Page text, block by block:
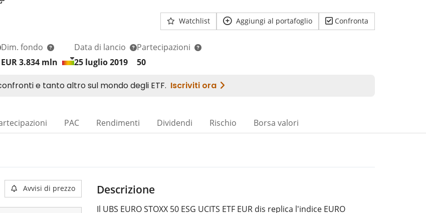
Watchlist Aggiungi al portafoglio Confronta
Dim. fondo
EUR 3.834 mln
Data di lancio
25 luglio 2019
Partecipazioni
50
PAC Rendimenti Dividendi Rischio Borsa valori
Avvisi di prezzo Descrizione
Il UBS EURO STOXX 50 ESG UCITS ETF EUR dis replica l'indice EURO